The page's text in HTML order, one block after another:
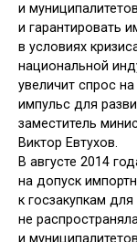
и
и гарантировать
в условиях
национальной
увеличит спрос
импульс для
заместитель
Виктор Евтухов.
В августе 2014
на допуск
к госзакупкам
не